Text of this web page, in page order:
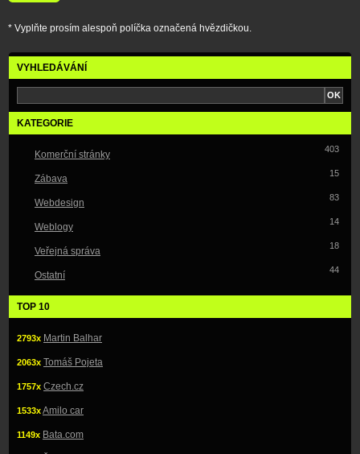
* Vyplňte prosím alespoň políčka označená hvězdičkou.
VYHLEDÁVÁNÍ
KATEGORIE
403
Komerční stránky
15
Zábava
83
Webdesign
14
Weblogy
18
Veřejná správa
44
Ostatní
TOP 10
2793x Martin Balhar
2063x Tomáš Pojeta
1757x Czech.cz
1533xAmilo car
1149x Bata.com